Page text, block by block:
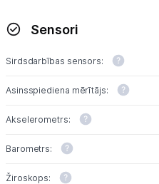
Sensori
Sirdsdarbības sensors:
Asinsspiediena mērītājs:
Akselerometrs:
Barometrs:
Žiroskops: